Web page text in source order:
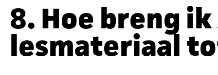
8. Hoe breng
lesmateriaal